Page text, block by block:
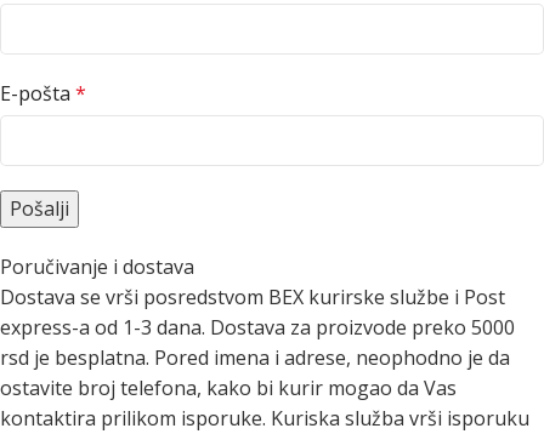
E-pošta *
Poručivanje i dostava
Dostava se vrši posredstvom BEX kurirske službe i Post
express-a od 1-3 dana. Dostava za proizvode preko 5000
rsd je besplatna. Pored imena i adrese, neophodno je da
ostavite broj telefona, kako bi kurir mogao da Vas
kontaktira prilikom isporuke. Kuriska služba vrši isporuku